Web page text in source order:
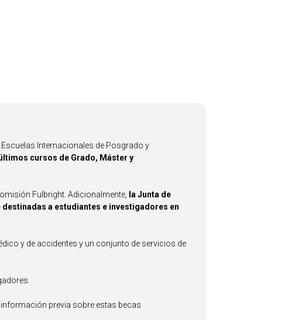
Escuelas Internacionales de Posgrado y
cursos de Grado, Máster y
Fulbright. Adicionalmente,
la Junta de
a estudiantes e investigadores en
y de accidentes y un conjunto de servicios de
previa sobre estas becas